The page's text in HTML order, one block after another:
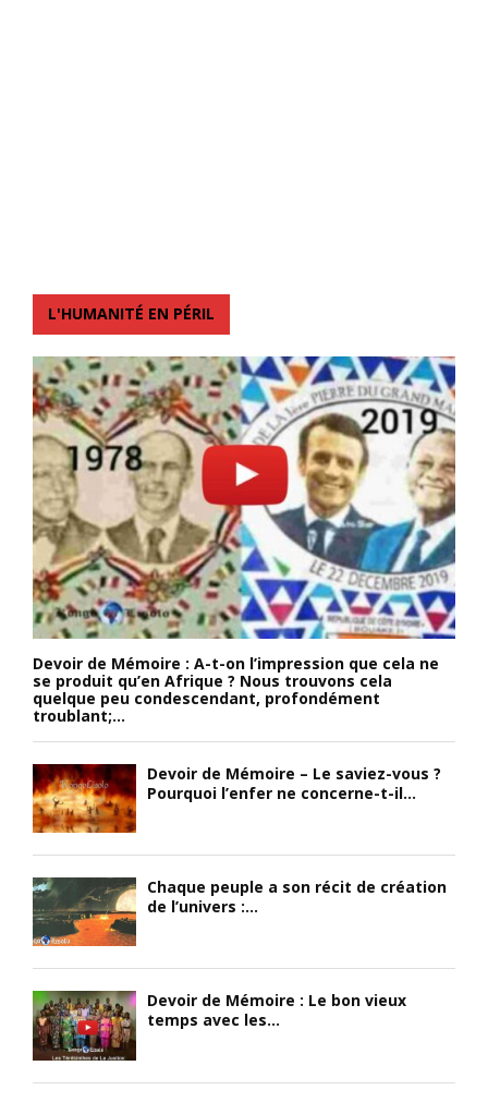
L'HUMANITÉ EN PÉRIL
Devoir de Mémoire : A-t-on l’impression que cela ne
se produit qu’en Afrique ? Nous trouvons cela
quelque peu condescendant, profondément
troublant;...
Devoir de Mémoire – Le saviez-vous ?
Pourquoi l’enfer ne concerne-t-il...
Chaque peuple a son récit de création
de l’univers :...
Devoir de Mémoire : Le bon vieux
temps avec les...